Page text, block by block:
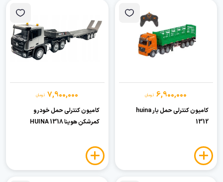
6,900,000 تومان
کامیون کنترلی حمل بار huina
1312
7,900,000 تومان
کامیون کنترلی حمل خودرو
کمرشکن هوینا HUINA 1318